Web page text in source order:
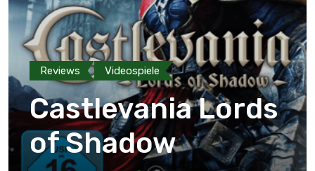
Reviews Videospiele
Castlevania Lords
of Shadow